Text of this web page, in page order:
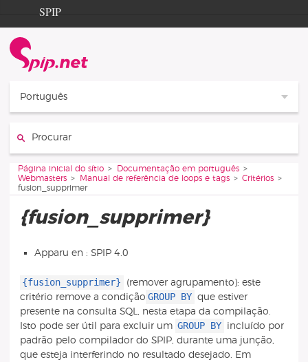
Aller au contenu
Aller à la navigation
SPIP
Documentation
Contribution
Português
Vous êtes ici :
Página inicial do sítio
Documentação em português
Webmasters
Manual de referência de loops e tags
Critérios
fusion_supprimer
{fusion_supprimer}
Apparu en : SPIP 4.0
{fusion_supprimer}
(remover agrupamento): este
critério remove a condição GROUP BY que estiver
presente na consulta SQL, nesta etapa da compilação.
Isto pode ser útil para excluir um GROUP BY incluído por
padrão pelo compilador do SPIP, durante uma junção,
que esteja interferindo no resultado desejado. Em